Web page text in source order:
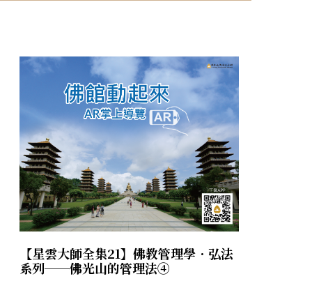
圖說：1988年，佛光山開山祖師星雲大師編修、慈怡法師主編的
再出《佛光大辭典增訂版》、光碟版，總條目高達三萬餘條。內
彙，舉凡典籍語彙、古則公案、偈語、寺塔、人氏、事件、宗派
【星雲大師全集21】佛教管理學．弘法
系列──佛光山的管理法④